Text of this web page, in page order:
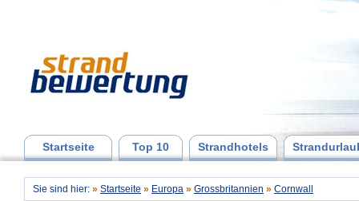
Startseite Top 10 Strandhotels
Sie sind hier: » Startseite » Europa » Grossbritannien » Cornwall